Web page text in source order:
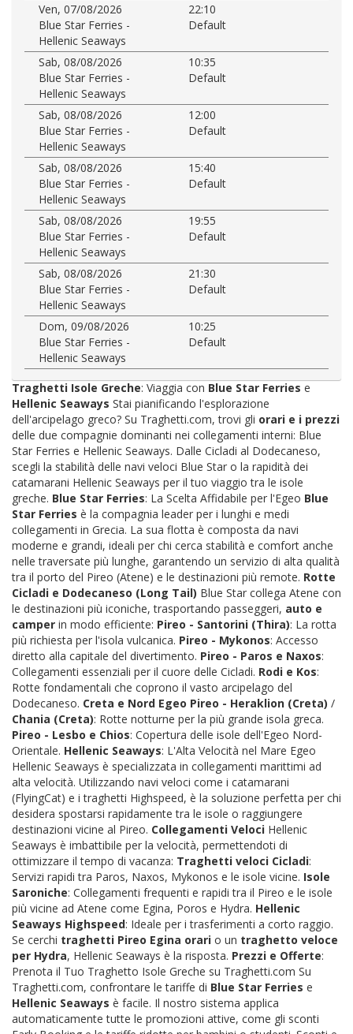
Ven, 07/08/2026
22:10
Blue Star Ferries -
Hellenic Seaways
Default
Sab, 08/08/2026
10:35
Blue Star Ferries -
Hellenic Seaways
Default
Sab, 08/08/2026
12:00
Blue Star Ferries -
Hellenic Seaways
Default
Sab, 08/08/2026
15:40
Blue Star Ferries -
Hellenic Seaways
Default
Sab, 08/08/2026
19:55
Blue Star Ferries -
Hellenic Seaways
Default
Sab, 08/08/2026
21:30
Blue Star Ferries -
Hellenic Seaways
Default
Dom, 09/08/2026
10:25
Blue Star Ferries -
Hellenic Seaways
Default
Traghetti Isole Greche: Viaggia con Blue Star Ferries e
Hellenic Seaways Stai pianificando l'esplorazione
dell'arcipelago greco? Su Traghetti.com, trovi gli orari e i prezzi
delle due compagnie dominanti nei collegamenti interni: Blue
Star Ferries e Hellenic Seaways. Dalle Cicladi al Dodecaneso,
scegli la stabilità delle navi veloci Blue Star o la rapidità dei
catamarani Hellenic Seaways per il tuo viaggio tra le isole
greche. Blue Star Ferries: La Scelta Affidabile per l'Egeo Blue
Star Ferries è la compagnia leader per i lunghi e medi
collegamenti in Grecia. La sua flotta è composta da navi
moderne e grandi, ideali per chi cerca stabilità e comfort anche
nelle traversate più lunghe, garantendo un servizio di alta qualità
tra il porto del Pireo (Atene) e le destinazioni più remote. Rotte
Cicladi e Dodecaneso (Long Tail) Blue Star collega Atene con
le destinazioni più iconiche, trasportando passeggeri, auto e
camper in modo efficiente: Pireo - Santorini (Thira): La rotta
più richiesta per l'isola vulcanica. Pireo - Mykonos: Accesso
diretto alla capitale del divertimento. Pireo - Paros e Naxos:
Collegamenti essenziali per il cuore delle Cicladi. Rodi e Kos:
Rotte fondamentali che coprono il vasto arcipelago del
Dodecaneso. Creta e Nord Egeo Pireo - Heraklion (Creta) /
Chania (Creta): Rotte notturne per la più grande isola greca.
Pireo - Lesbo e Chios: Copertura delle isole dell'Egeo Nord-
Orientale. Hellenic Seaways: L'Alta Velocità nel Mare Egeo
Hellenic Seaways è specializzata in collegamenti marittimi ad
alta velocità. Utilizzando navi veloci come i catamarani
(FlyingCat) e i traghetti Highspeed, è la soluzione perfetta per chi
desidera spostarsi rapidamente tra le isole o raggiungere
destinazioni vicine al Pireo. Collegamenti Veloci Hellenic
Seaways è imbattibile per la velocità, permettendoti di
ottimizzare il tempo di vacanza: Traghetti veloci Cicladi:
Servizi rapidi tra Paros, Naxos, Mykonos e le isole vicine. Isole
Saroniche: Collegamenti frequenti e rapidi tra il Pireo e le isole
più vicine ad Atene come Egina, Poros e Hydra. Hellenic
Seaways Highspeed: Ideale per i trasferimenti a corto raggio.
Se cerchi traghetti Pireo Egina orari o un traghetto veloce
per Hydra, Hellenic Seaways è la risposta. Prezzi e Offerte:
Prenota il Tuo Traghetto Isole Greche su Traghetti.com Su
Traghetti.com, confrontare le tariffe di Blue Star Ferries e
Hellenic Seaways è facile. Il nostro sistema applica
automaticamente tutte le promozioni attive, come gli sconti